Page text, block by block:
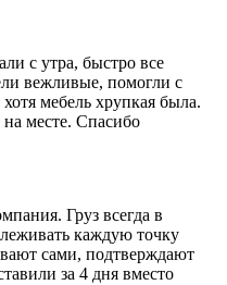
с утра, быстро все
вежливые, помогли с
мебель хрупкая была.
месте. Спасибо
Груз всегда в
каждую точку
сами, подтверждают
за 4 дня вместо